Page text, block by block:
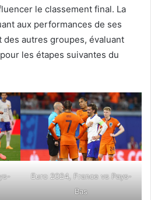
le classement final. La
aux performances de ses
autres groupes, évaluant
les étapes suivantes du
Euro 2024, France vs Pays-
Bas